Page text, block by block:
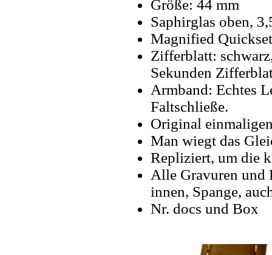
Größe: 44 mm
Saphirglas oben,
Magnified
Zifferblatt:
Sekunden
Armband: Echtes
Faltschließe.
Original
Man wiegt das
Repliziert, um die
Alle Gravuren und
innen, Spange,
Nr. docs und Box